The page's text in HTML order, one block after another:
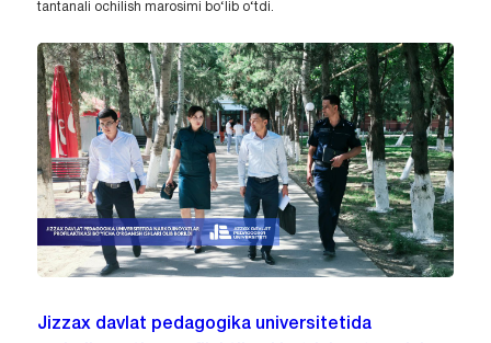
tantanali ochilish marosimi bo‘lib o‘tdi.
Jizzax davlat pedagogika universitetida